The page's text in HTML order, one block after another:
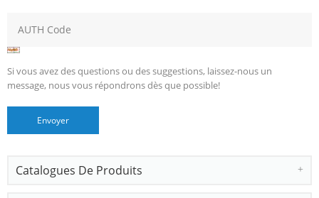
Si vous avez des questions ou des suggestions, laissez-nous un
message, nous vous répondrons dès que possible!
Catalogues De Produits